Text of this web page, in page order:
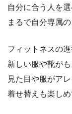
自分に合う人を選
まるで自分専属の
フィットネスの進
新しい服や靴がも
見た目や服がア
着せ替えも楽し